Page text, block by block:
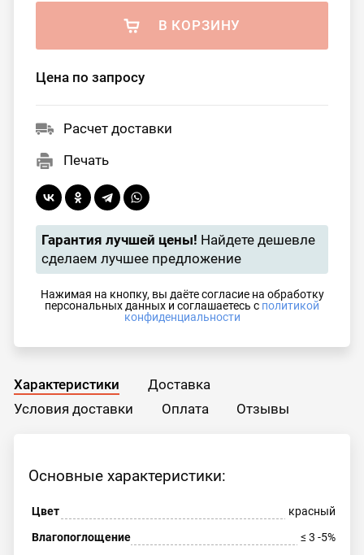
В КОРЗИНУ
Цена по запросу
Расчет доставки
Печать
Гарантия лучшей цены! Найдете дешевле
сделаем лучшее предложение
Нажимая на кнопку, вы даёте согласие на обработку
персональных данных и соглашаетесь с политикой
конфиденциальности
Характеристики
Доставка
Условия доставки
Оплата Отзывы
Основные характеристики:
Цвет
красный
Влагопоглощение
≤ 3 -5%